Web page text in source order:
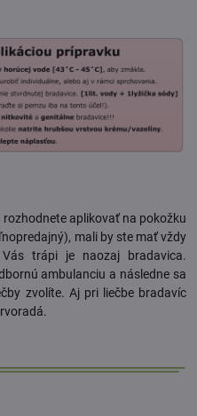
rozhodnete aplikovať na pokožku
mali by ste mať vždy
trápi je naozaj bradavica.
ambulanciu a následne sa
zvolíte. Aj pri liečbe bradavíc